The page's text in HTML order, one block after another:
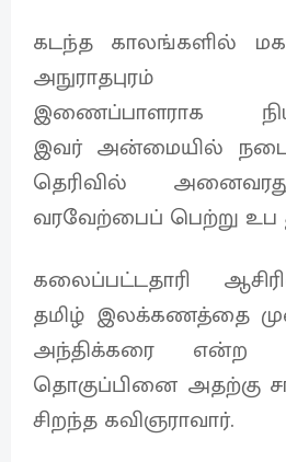
கடந்த காலங்களில்
அநுராதபுரம்
இணைப்பாளராக
இவர் அன்மையில்
தெரிவில்
வரவேற்பைப் பெற்று
கலைப்பட்டதாரி
தமிழ் இலக்கணத்தை
அந்திக்கரை என்ற
தொகுப்பினை அதற்கு
சிறந்த கவிஞராவார்.